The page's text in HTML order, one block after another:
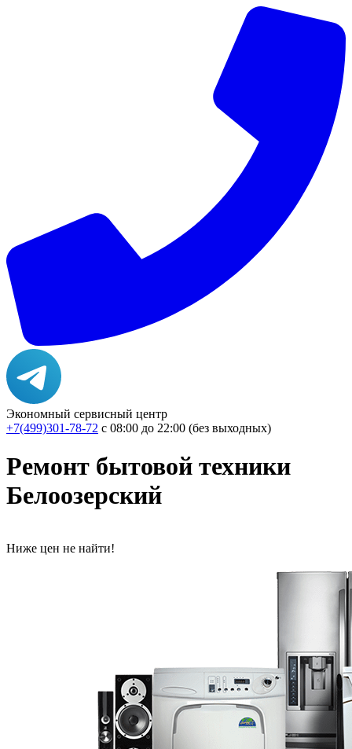
Экономный сервисный центр
+7(499)301-78-72 с 08:00 до 22:00 (без выходных)
Ремонт бытовой техники
Белоозерский
Ниже цен не найти!